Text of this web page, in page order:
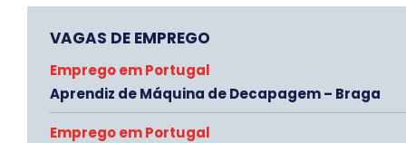
VAGAS DE EMPREGO
Emprego em Portugal
Aprendiz de Máquina de Decapagem – Braga
Emprego em Portugal